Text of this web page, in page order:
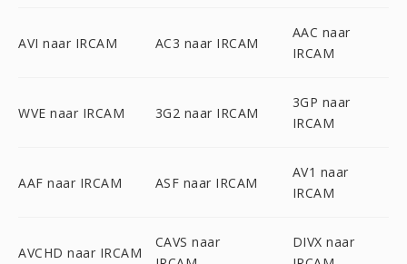
AVI naar IRCAM AC3 naar IRCAM
AAC naar
IRCAM
WVE naar IRCAM 3G2 naar IRCAM
3GP naar
IRCAM
AAF naar IRCAM ASF naar IRCAM
AV1 naar
IRCAM
AVCHD naar IRCAM
CAVS naar
DIVX naar